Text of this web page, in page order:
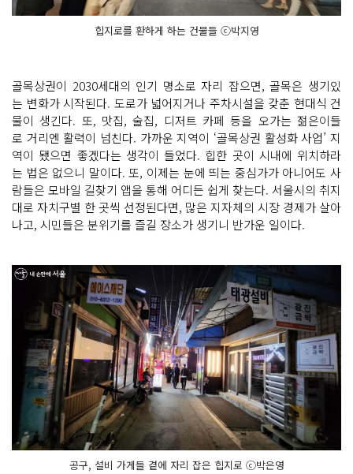
힙지로를 환하게 하는 건물들 ⓒ박지영
골목상권이 2030세대의 인기 명소로 자리 잡으면, 골목은 생기있
는 변화가 시작된다. 도로가 넓어지거나 주차시설을 갖춘 현대식 건
물이 생긴다. 또, 맛집, 술집, 디저트 카페 등을 오가는 젊은이들
로 거리엔 활력이 넘친다. 가까운 지역이 ‘골목상권 활성화 사업’ 지
역이 됐으면 좋겠다는 생각이 들었다. 힙한 곳이 시내에 위치하라
는 법은 없으니 말이다. 또, 이제는 눈에 띄는 중심가가 아니어도 사
람들은 모바일 길찾기 앱을 통해 어디든 쉽게 찾는다. 서울시의 취지
대로 자치구별 한 곳씩 선정된다면, 많은 지자체의 시장 경제가 살아
나고, 시민들은 분위기를 즐길 장소가 생기니 반가운 일이다.
공구, 설비 가게들 곁에 자리 잡은 힙지로 ⓒ박은영